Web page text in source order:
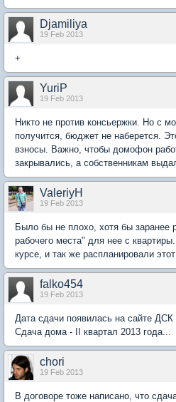
Djamiliya
19 Feb 2013
+
YuriP
19 Feb 2013
Никто не против консьержки. Но с
получится, бюджет не наберется.
взносы. Важно, чтобы домофон
закрывались, а собственникам
ValeriyH
19 Feb 2013
Было бы не плохо, хотя бы заранее
рабочего места" для нее с
курсе, и так же распланировали
falko454
19 Feb 2013
Дата сдачи появилась на сайте ДСК
Сдача дома - II квартал 2013 года...
chori
19 Feb 2013
В договоре тоже написано, что